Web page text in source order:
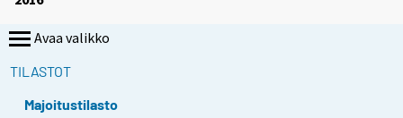
Avaa valikko
TILASTOT
Majoitustilasto